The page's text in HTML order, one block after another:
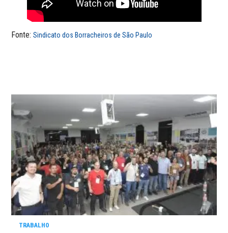
Fonte:Sindicato dos Borracheiros de São Paulo
TRABALHO